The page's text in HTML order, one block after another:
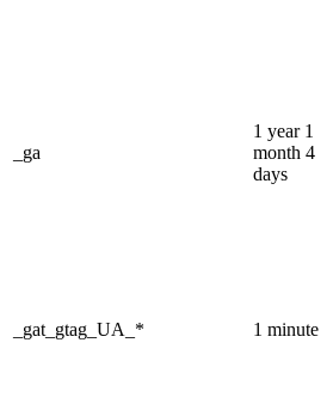
_ga
1 year 1
month 4
days
_gat_gtag_UA_*
1 minute